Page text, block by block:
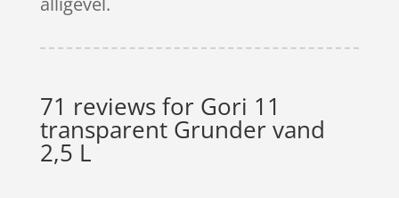
71 reviews for Gori 11
transparent Grunder vand
2,5 L